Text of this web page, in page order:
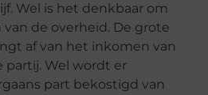
Wel is het denkbaar om
de overheid. De grote
af van het inkomen van
partij. Wel wordt er
part bekostigd van